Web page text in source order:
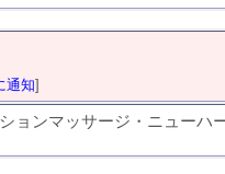
通知]
ンマッサージ・ニューハ